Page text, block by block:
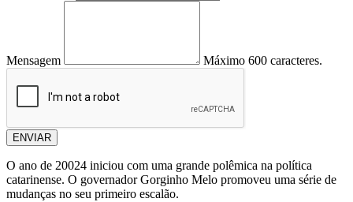
Mensagem Máximo 600 caracteres.
ENVIAR
O ano de 20024 iniciou com uma grande polêmica na política
catarinense. O governador Gorginho Melo promoveu uma série de
mudanças no seu primeiro escalão.